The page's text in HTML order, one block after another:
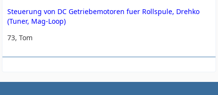
Steuerung von DC Getriebemotoren fuer Rollspule, Drehko
(Tuner, Mag-Loop)
73, Tom